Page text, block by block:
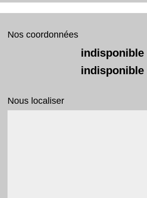
Nos coordonnées
indisponible
indisponible
Nous localiser